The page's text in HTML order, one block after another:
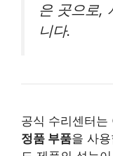
은 곳으로,
니다.
공식 수리센터는
정품 부품을 사